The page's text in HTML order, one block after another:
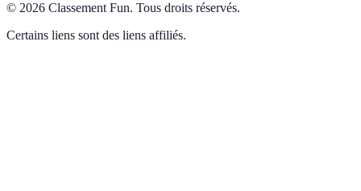
© 2026 Classement Fun. Tous droits réservés.
Certains liens sont des liens affiliés.